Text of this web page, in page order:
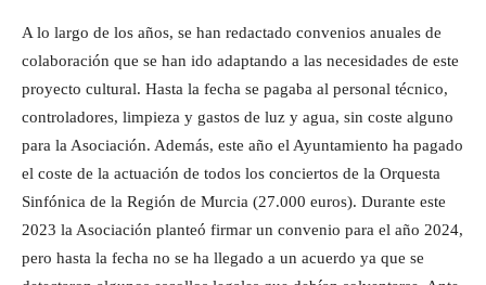
A lo largo de los años, se han redactado convenios anuales de
colaboración que se han ido adaptando a las necesidades de este
proyecto cultural. Hasta la fecha se pagaba al personal técnico,
controladores, limpieza y gastos de luz y agua, sin coste alguno
para la Asociación. Además, este año el Ayuntamiento ha pagado
el coste de la actuación de todos los conciertos de la Orquesta
Sinfónica de la Región de Murcia (27.000 euros). Durante este
2023 la Asociación planteó firmar un convenio para el año 2024,
pero hasta la fecha no se ha llegado a un acuerdo ya que se